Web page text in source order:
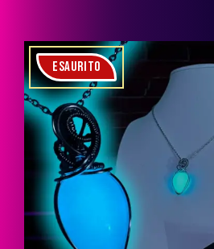
ESAURITO